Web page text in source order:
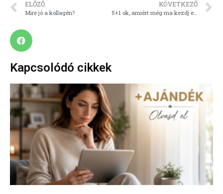
ELŐZŐ
Mire jó a kollagén?
KÖVETKEZŐ
5+1 ok, amiért még ma kezdj el jógázni!
Kapcsolódó cikkek